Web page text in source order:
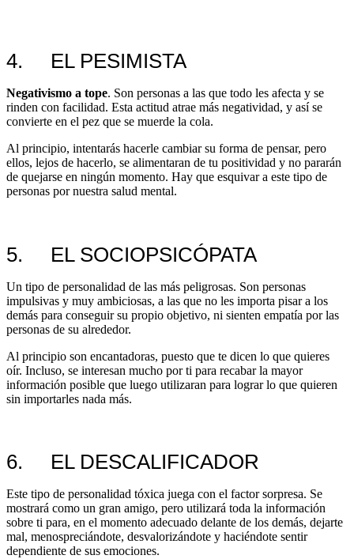
4. EL PESIMISTA
Negativismo a tope. Son personas a las que todo les afecta y se
rinden con facilidad. Esta actitud atrae más negatividad, y así se
convierte en el pez que se muerde la cola.
Al principio, intentarás hacerle cambiar su forma de pensar, pero
ellos, lejos de hacerlo, se alimentaran de tu positividad y no pararán
de quejarse en ningún momento. Hay que esquivar a este tipo de
personas por nuestra salud mental.
5. EL SOCIOPSICÓPATA
Un tipo de personalidad de las más peligrosas. Son personas
impulsivas y muy ambiciosas, a las que no les importa pisar a los
demás para conseguir su propio objetivo, ni sienten empatía por las
personas de su alrededor.
Al principio son encantadoras, puesto que te dicen lo que quieres
oír. Incluso, se interesan mucho por ti para recabar la mayor
información posible que luego utilizaran para lograr lo que quieren
sin importarles nada más.
6. EL DESCALIFICADOR
Este tipo de personalidad tóxica juega con el factor sorpresa. Se
mostrará como un gran amigo, pero utilizará toda la información
sobre ti para, en el momento adecuado delante de los demás, dejarte
mal, menospreciándote, desvalorizándote y haciéndote sentir
dependiente de sus emociones.